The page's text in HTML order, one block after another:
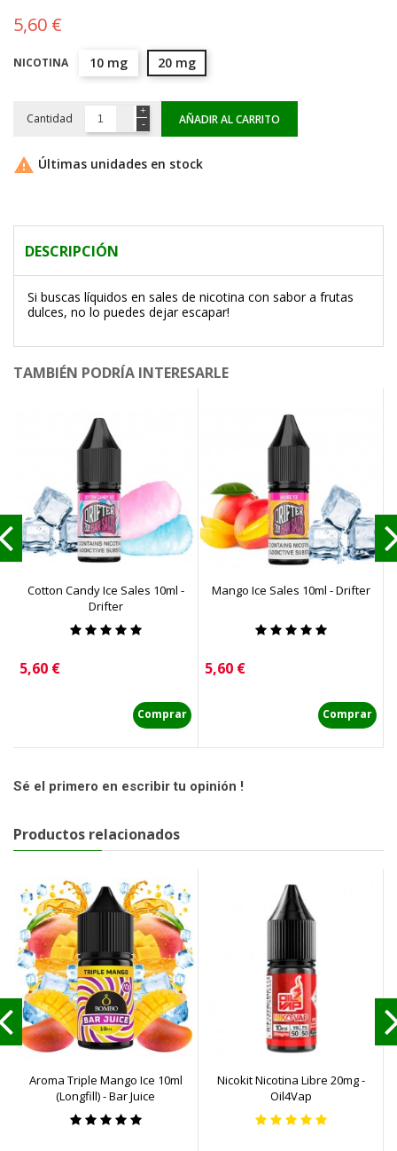
5,60 €
NICOTINA 10 mg 20 mg
Cantidad AÑADIR AL CARRITO
 Últimas unidades en stock
DESCRIPCIÓN
Si buscas líquidos en sales de nicotina con sabor a frutas
dulces, no lo puedes dejar escapar!
TAMBIÉN PODRÍA INTERESARLE
Cotton Candy Ice Sales 10ml -
Drifter
Precio
5,60 €
Comprar
Mango Ice Sales 10ml - Drifter
Precio
5,60 €
Comprar
Sé el primero en escribir tu opinión !
Productos relacionados
Aroma Triple Mango Ice 10ml
(Longfill) - Bar Juice
Nicokit Nicotina Libre 20mg -
Oil4Vap